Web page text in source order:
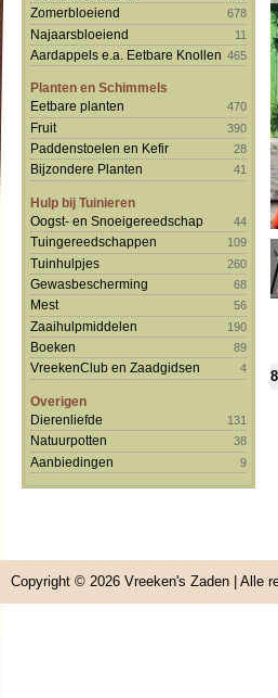
Zomerbloeiend 678
Najaarsbloeiend 11
Aardappels e.a. Eetbare Knollen 465
Planten en Schimmels
Eetbare planten
470
Fruit 390
Paddenstoelen en Kefir 28
Bijzondere Planten 41
Hulp bij Tuinieren
Oogst- en Snoeigereedschap
44
Tuingereedschappen 109
Tuinhulpjes 260
Gewasbescherming 68
Mest 56
Zaaihulpmiddelen 190
Boeken 89
VreekenClub en Zaadgidsen 4
Overigen
Dierenliefde
131
Natuurpotten 38
Aanbiedingen 9
Copyright © 2026 Vreeken's Zaden | Alle